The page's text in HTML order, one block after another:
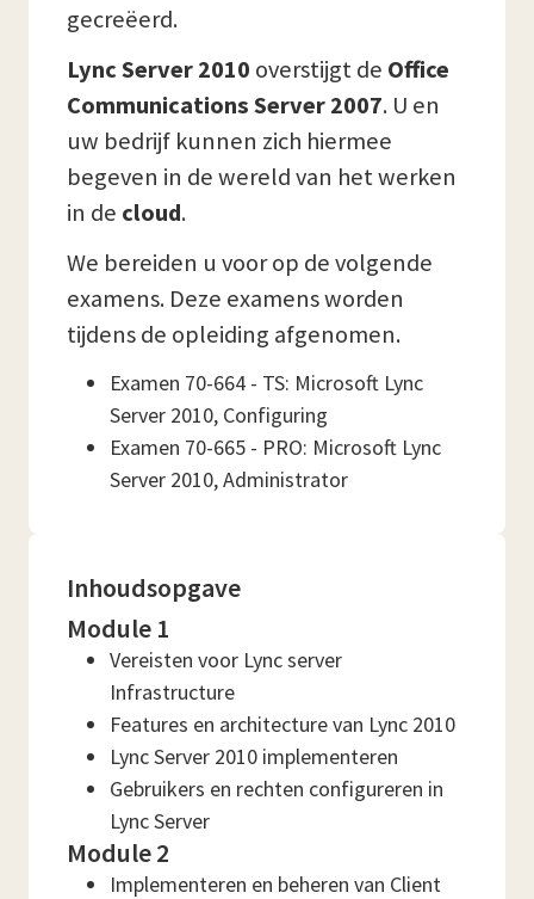
gecreëerd.
Lync Server 2010 overstijgt de Office
Communications Server 2007. U en
uw bedrijf kunnen zich hiermee
begeven in de wereld van het werken
in de cloud.
We bereiden u voor op de volgende
examens. Deze examens worden
tijdens de opleiding afgenomen.
Examen 70-664 - TS: Microsoft Lync
Server 2010, Configuring
Examen 70-665 - PRO: Microsoft Lync
Server 2010, Administrator
Inhoudsopgave
Module 1
Vereisten voor Lync server
Infrastructure
Features en architecture van Lync 2010
Lync Server 2010 implementeren
Gebruikers en rechten configureren in
Lync Server
Module 2
Implementeren en beheren van Client